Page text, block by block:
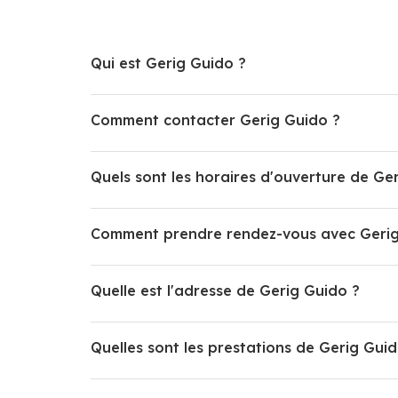
Qui est Gerig Guido ?
Comment contacter Gerig Guido ?
Quels sont les horaires d'ouverture de
Comment prendre rendez-vous avec
Quelle est l'adresse de Gerig Guido ?
Quelles sont les prestations de Gerig